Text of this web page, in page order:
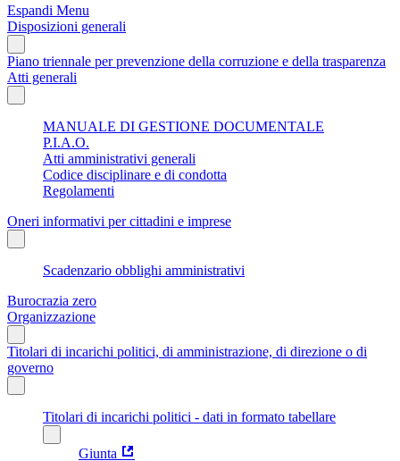
Espandi Menu
Disposizioni generali
Piano triennale per prevenzione della corruzione e della trasparenza
Atti generali
MANUALE DI GESTIONE DOCUMENTALE
P.I.A.O.
Atti amministrativi generali
Codice disciplinare e di condotta
Regolamenti
Oneri informativi per cittadini e imprese
Scadenzario obblighi amministrativi
Burocrazia zero
Organizzazione
Titolari di incarichi politici, di amministrazione, di direzione o di
governo
Titolari di incarichi politici - dati in formato tabellare
Giunta